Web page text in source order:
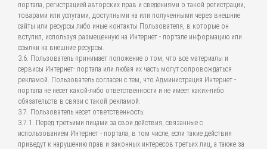
портала, регистрацией авторских прав и сведениями о такой регистрации,
товарами или услугами, доступными на или полученными через внешние
сайты или ресурсы либо иные контакты Пользователя, в которые он
вступил, используя размещенную на Интернет - портале информацию или
ссылки на внешние ресурсы.
3.6. Пользователь принимает положение о том, что все материалы и
сервисы Интернет- портала или любая их часть могут сопровождаться
рекламой. Пользователь согласен с тем, что Администрация Интернет -
портала не несет какой-либо ответственности и не имеет каких-либо
обязательств в связи с такой рекламой.
3.7. Пользователь несет ответственность:
3.7.1. Перед третьими лицами за свои действия, связанные с
использованием Интернет - портала, в том числе, если такие действия
приведут к нарушению прав и законных интересов третьих лиц, а также за